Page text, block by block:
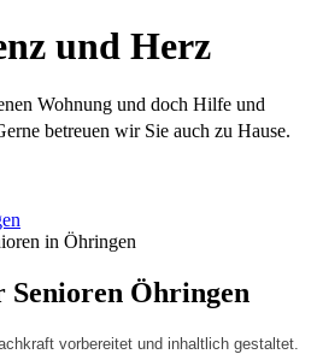
und Herz
Wohnung und doch Hilfe und
betreuen wir Sie auch zu Hause.
in Öhringen
Öhringen
vorbereitet und inhaltlich gestaltet.